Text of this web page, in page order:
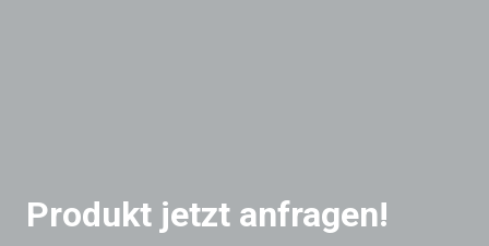
Produkt jetzt anfragen!